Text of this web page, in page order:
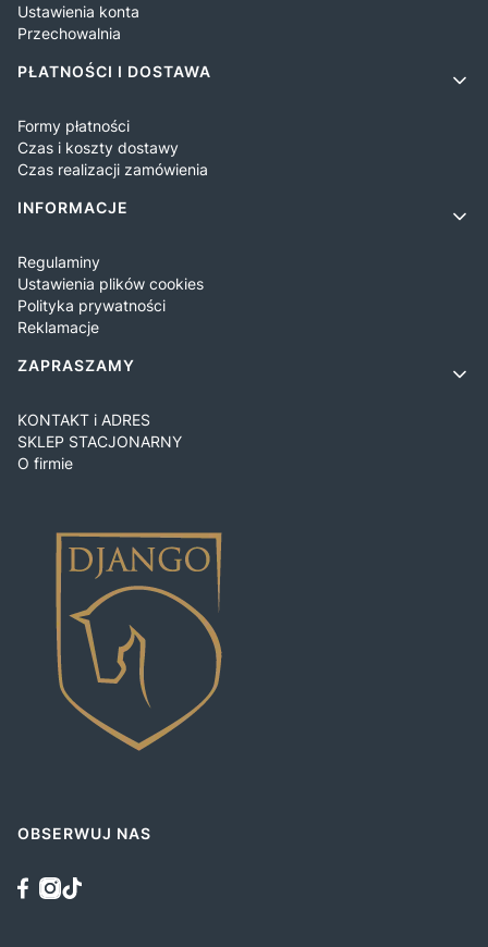
Ustawienia konta
Przechowalnia
PŁATNOŚCI I DOSTAWA
Formy płatności
Czas i koszty dostawy
Czas realizacji zamówienia
INFORMACJE
Regulaminy
Ustawienia plików cookies
Polityka prywatności
Reklamacje
ZAPRASZAMY
KONTAKT i ADRES
SKLEP STACJONARNY
O firmie
OBSERWUJ NAS